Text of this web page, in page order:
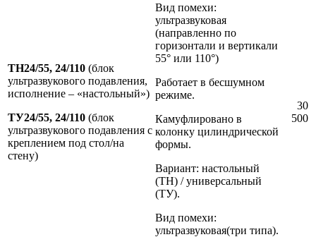
ТН24/55, 24/110 (блок
ультразвукового подавления,
исполнение – «настольный»)
ТУ24/55, 24/110 (блок
ультразвукового подавления с
креплением под стол/на
стену)
Вид помехи:
ультразвуковая
(направленно по
горизонтали и вертикали
55° или 110°)
Работает в бесшумном
режиме.
Камуфлировано в
колонку цилиндрической
формы.
Вариант: настольный
(ТН) / универсальный
(ТУ).
Вид помехи:
ультразвуковая(три типа).
30
500